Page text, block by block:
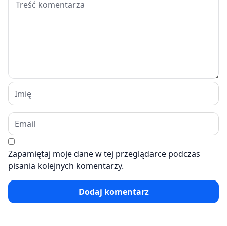
Zapamiętaj moje dane w tej przeglądarce podczas
pisania kolejnych komentarzy.
Dodaj komentarz